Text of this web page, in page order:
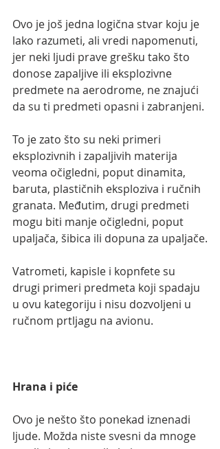
Ovo je još jedna logična stvar koju je
lako razumeti, ali vredi napomenuti,
jer neki ljudi prave grešku tako što
donose zapaljive ili eksplozivne
predmete na aerodrome, ne znajući
da su ti predmeti opasni i zabranjeni.
To je zato što su neki primeri
eksplozivnih i zapaljivih materija
veoma očigledni, poput dinamita,
baruta, plastičnih eksploziva i ručnih
granata. Međutim, drugi predmeti
mogu biti manje očigledni, poput
upaljača, šibica ili dopuna za upaljače.
Vatrometi, kapisle i kopnfete su
drugi primeri predmeta koji spadaju
u ovu kategoriju i nisu dozvoljeni u
ručnom prtljagu na avionu.
Hrana i piće
Ovo je nešto što ponekad iznenadi
ljude. Možda niste svesni da mnoge